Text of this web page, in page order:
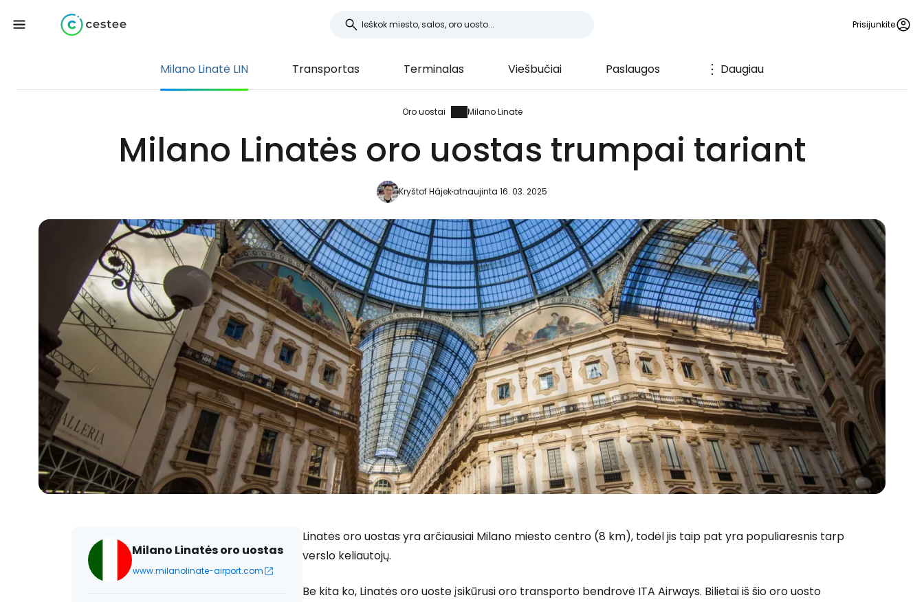
Prisijunkite
Milano Linatė LIN Transportas Terminalas Viešbučiai Paslaugos Daugiau
Oro uostai Milano Linatė
Milano Linatės oro uostas trumpai tariant
Kryštof Hájekatnaujinta 16. 03. 2025
Milano Linatės oro uostas
www.milanolinate-airport.com
Linatės oro uostas yra arčiausiai Milano miesto centro (8 km), todėl jis taip pat yra populiaresnis tarp
verslo keliautojų.
Be kita ko, Linatės oro uoste įsikūrusi oro transporto bendrovė ITA Airways. Bilietai iš šio oro uosto